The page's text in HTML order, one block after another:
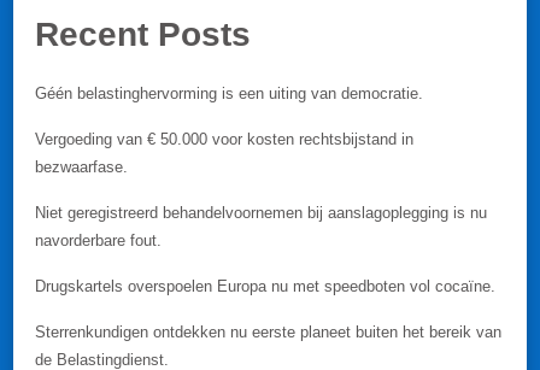
Recent Posts
Géén belastinghervorming is een uiting van democratie.
Vergoeding van € 50.000 voor kosten rechtsbijstand in
bezwaarfase.
Niet geregistreerd behandelvoornemen bij aanslagoplegging is nu
navorderbare fout.
Drugskartels overspoelen Europa nu met speedboten vol cocaïne.
Sterrenkundigen ontdekken nu eerste planeet buiten het bereik van
de Belastingdienst.